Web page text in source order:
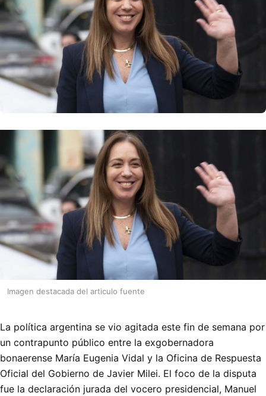
Imagen destacada del articulo fuente
La política argentina se vio agitada este fin de semana por
un contrapunto público entre la exgobernadora
bonaerense María Eugenia Vidal y la Oficina de Respuesta
Oficial del Gobierno de Javier Milei. El foco de la disputa
fue la declaración jurada del vocero presidencial, Manuel